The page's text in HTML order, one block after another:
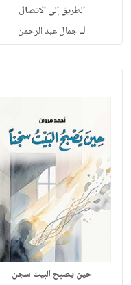
الطريق إلى الاتصال
لـجمال عبد الرحمن
حين يصبح البيت سجن